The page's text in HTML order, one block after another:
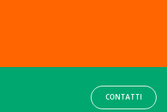
CONTATTI